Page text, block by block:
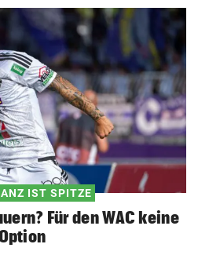
IST SPITZE
Für den WAC keine